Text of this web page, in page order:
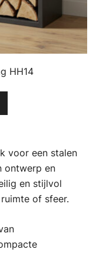
HH14
voor een stalen
ontwerp en
en stijlvol
of sfeer.